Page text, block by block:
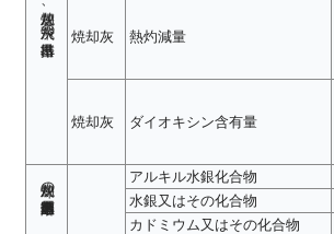
焼却灰、飛灰の排出基準
焼却灰 熱灼減量
焼却灰 ダイオキシン含有量
焼却灰の重金属類溶出基準 アルキル水銀化合物
水銀又はその化合物
カドミウム又はその化合物